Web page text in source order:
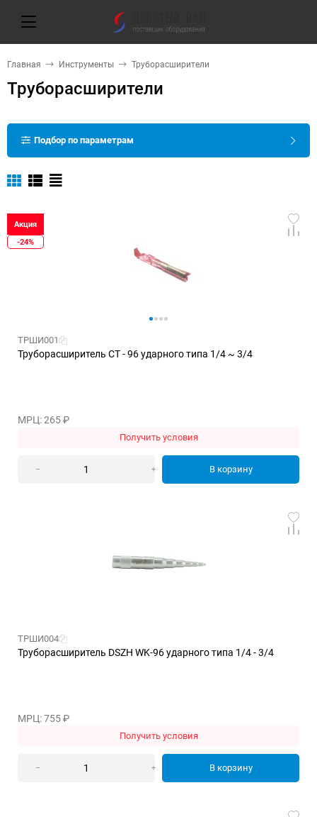
Главная Инструменты Труборасширители
Труборасширители
Подбор по параметрам
Акция
-24%
ТРШИ001
Труборасширитель CT - 96 ударного типа 1/4 ~ 3/4
МРЦ: 265₽
Получить условия
– + В корзину
ТРШИ004
Труборасширитель DSZH WK-96 ударного типа 1/4 - 3/4
МРЦ: 755₽
Получить условия
– + В корзину